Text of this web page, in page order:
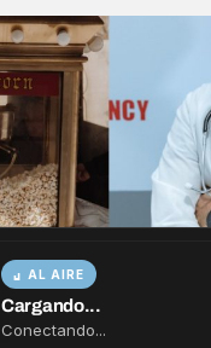
AL AIRE
Cargando...
Conectando...